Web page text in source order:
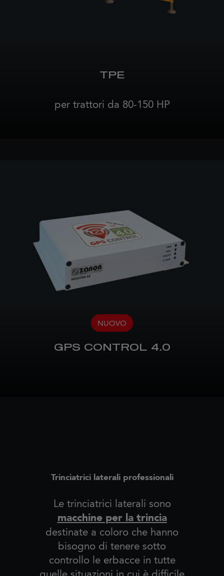
TPE
per trattori da 80-150 HP
NUOVO
GPS CONTROL 4.0
Trinciatrici laterali professionali
Le trinciatrici laterali sono
macchine per la trincia
destinate a coloro che hanno
bisogno di tenere sotto
controllo le erbacce in tutte